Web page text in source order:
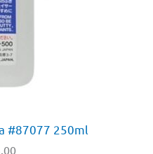
#87077 250ml